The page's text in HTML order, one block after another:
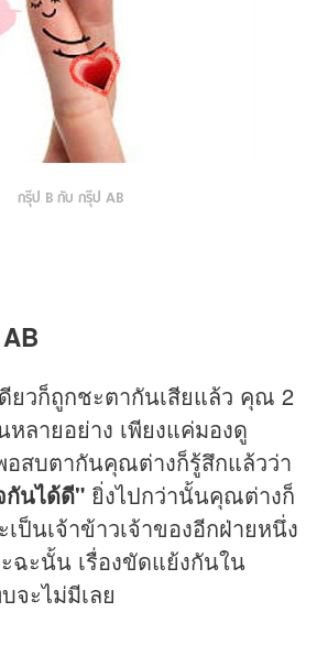
กรุ๊ป B กับ กรุ๊ป AB
ยวก็ถูกชะตากันเสียแล้ว คุณ 2
ลายอย่าง เพียงแค่มองดู
สบตากันคุณต่างก็รู้สึกแล้วว่า
กันได้ดี" ยิ่งไปกว่านั้นคุณต่างก็
ป็นเจ้าข้าวเจ้าของอีกฝ่ายหนึ่ง
ฉะนั้น เรื่องขัดแย้งกันใน
จะไม่มีเลย